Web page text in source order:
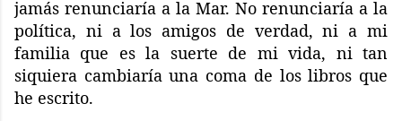
jamás renunciaría a la Mar. No renunciaría a la
política, ni a los amigos de verdad, ni a mi
familia que es la suerte de mi vida, ni tan
siquiera cambiaría una coma de los libros que
he escrito.